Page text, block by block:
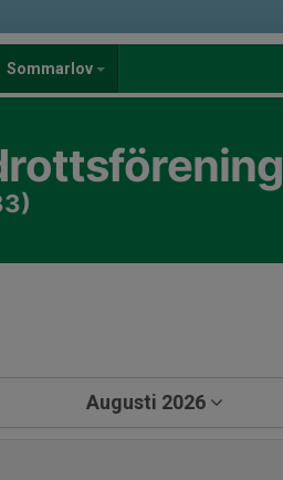
Sommarlov
Augusti 2026